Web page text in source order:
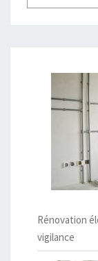
Rénovation
vigilance